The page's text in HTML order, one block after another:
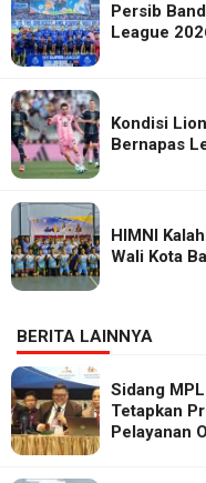
Persib
League
Kondisi
Bernapas
HIMNI
Wali Kota
BERITA LAINNYA
Sidang
Tetapkan
Pelayanan